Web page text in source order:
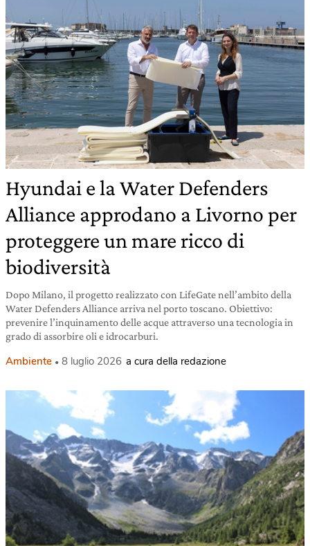
Hyundai e la Water Defenders
Alliance approdano a Livorno per
proteggere un mare ricco di
biodiversità
Dopo Milano, il progetto realizzato con LifeGate nell’ambito della
Water Defenders Alliance arriva nel porto toscano. Obiettivo:
prevenire l’inquinamento delle acque attraverso una tecnologia in
grado di assorbire oli e idrocarburi.
Ambiente 8 luglio 2026 a cura della redazione